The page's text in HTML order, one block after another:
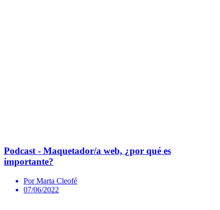
Podcast - Maquetador/a web, ¿por qué es
importante?
Por Marta Cleofé
07/06/2022